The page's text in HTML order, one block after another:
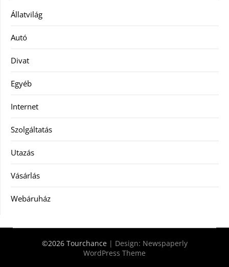
Állatvilág
Autó
Divat
Egyéb
Internet
Szolgáltatás
Utazás
Vásárlás
Webáruház
©2026 Tourchance | Design: Newspaperly
WordPress Theme